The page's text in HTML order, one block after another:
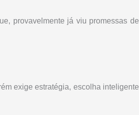
provavelmente já viu promessas de
exige estratégia, escolha inteligente